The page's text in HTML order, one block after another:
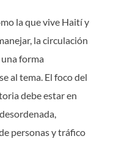
la que vive Haití y
la circulación
forma
al tema. El foco del
debe estar en
personas y tráfico